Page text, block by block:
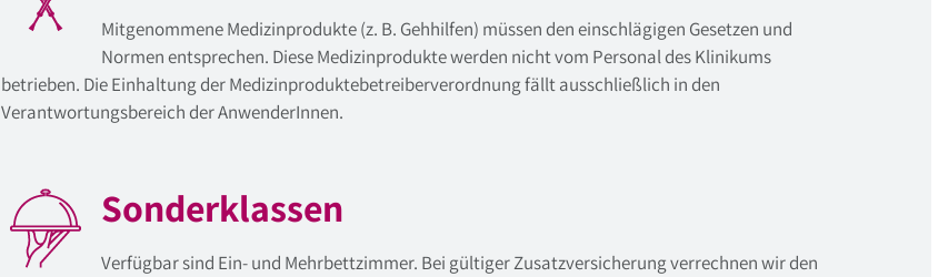
Mitgenommene Medizinprodukte (z. B. Gehhilfen) müssen den einschlägigen Gesetzen und
Normen entsprechen. Diese Medizinprodukte werden nicht vom Personal des Klinikums
betrieben. Die Einhaltung der Medizinproduktebetreiberverordnung fällt ausschließlich in den
Verantwortungsbereich der AnwenderInnen.
Sonderklassen
Verfügbar sind Ein- und Mehrbettzimmer. Bei gültiger Zusatzversicherung verrechnen wir den